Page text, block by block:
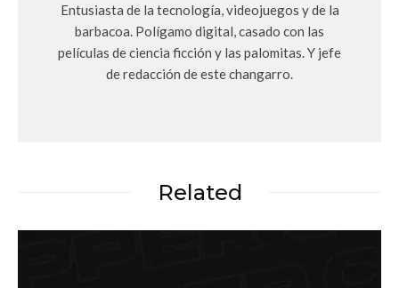
Entusiasta de la tecnología, videojuegos y de la
barbacoa. Polígamo digital, casado con las
películas de ciencia ficción y las palomitas. Y jefe
de redacción de este changarro.
Related